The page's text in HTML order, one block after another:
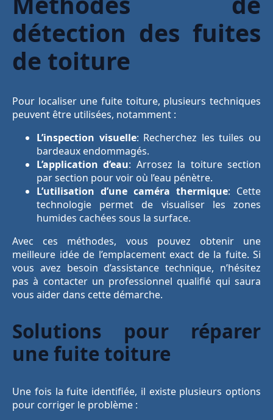
détection des fuites
de toiture
Pour localiser une fuite toiture, plusieurs techniques
peuvent être utilisées, notamment :
L’inspection visuelle: Recherchez les tuiles ou
bardeaux endommagés.
L’application d’eau: Arrosez la toiture section
par section pour voir où l’eau pénètre.
L’utilisation d’une caméra thermique: Cette
technologie permet de visualiser les zones
humides cachées sous la surface.
Avec ces méthodes, vous pouvez obtenir une
meilleure idée de l’emplacement exact de la fuite. Si
vous avez besoin d’assistance technique, n’hésitez
pas à contacter un professionnel qualifié qui saura
vous aider dans cette démarche.
Solutions pour réparer
une fuite toiture
Une fois la fuite identifiée, il existe plusieurs options
pour corriger le problème :